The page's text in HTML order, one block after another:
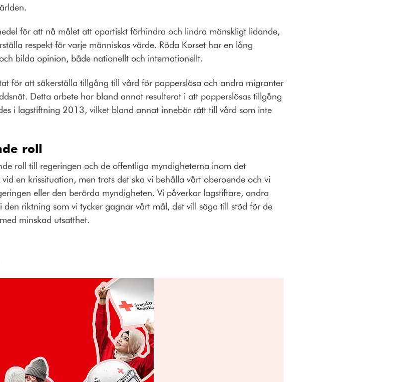
för att nå målet att opartiskt förhindra och lindra mänskligt lidande,
respekt för varje människas värde. Röda Korset har en lång
bilda opinion, både nationellt och internationellt.
för att säkerställa tillgång till vård för papperslösa och andra migranter
Detta arbete har bland annat resulterat i att papperslösas tillgång
i lagstiftning 2013, vilket bland annat innebär rätt till vård som inte
roll
roll till regeringen och de offentliga myndigheterna inom det
en krissituation, men trots det ska vi behålla vårt oberoende och vi
eller den berörda myndigheten. Vi påverkar lagstiftare, andra
riktning som vi tycker gagnar vårt mål, det vill säga till stöd för de
minskad utsatthet.